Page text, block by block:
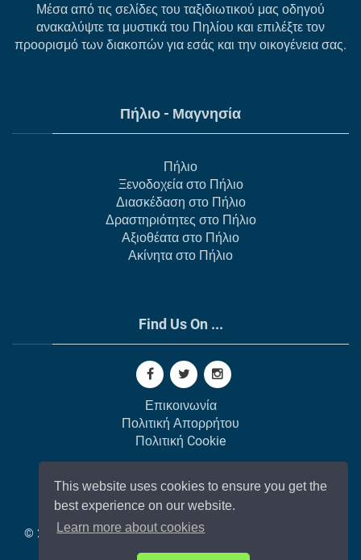
This website uses cookies to ensure you get the
best experience on our website.
Learn more about cookies
Μέσα από τις σελίδες του ταξιδιωτικού μας οδηγού
ανακαλύψτε τα μυστικά του Πηλίου και επιλέξτε τον
προορισμό των διακοπών για εσάς και την οικογένεια σας.
Πήλιο - Μαγνησία
Πήλιο
Ξενοδοχεία στο Πήλιο
Διασκέδαση στο Πήλιο
Δραστηριότητες στο Πήλιο
Αξιοθέατα στο Πήλιο
Ακίνητα στο Πήλιο
Find Us On ...
Επικοινωνία
Πολιτική Απορρήτου
Πολιτική Cookie
© 2002-2026All Rights Reserved |
από το GAP Web Agency